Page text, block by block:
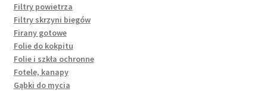
Filtry powietrza
Filtry skrzyni biegów
Firany gotowe
Folie do kokpitu
Folie i szkła ochronne
Fotele, kanapy
Gąbki do mycia